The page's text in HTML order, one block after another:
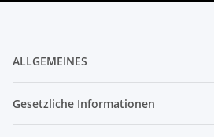
ALLGEMEINES
Gesetzliche Informationen